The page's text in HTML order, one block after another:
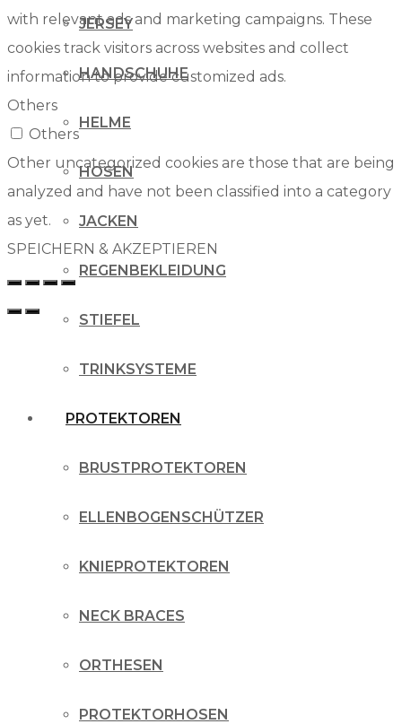
JERSEY
HANDSCHUHE
HELME
HOSEN
JACKEN
REGENBEKLEIDUNG
STIEFEL
TRINKSYSTEME
PROTEKTOREN
BRUSTPROTEKTOREN
ELLENBOGENSCHÜTZER
KNIEPROTEKTOREN
NECK BRACES
ORTHESEN
PROTEKTORHOSEN
with relevant ads and marketing campaigns. These
cookies track visitors across websites and collect
information to provide customized ads.
Others
Others
Other uncategorized cookies are those that are being
analyzed and have not been classified into a category
as yet.
SPEICHERN & AKZEPTIEREN